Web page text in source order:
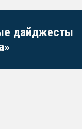
дайджесты